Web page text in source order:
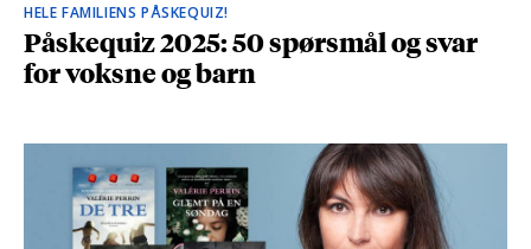
HELE FAMILIENS PÅSKEQUIZ!
Påskequiz 2025: 50 spørsmål og svar
for voksne og barn